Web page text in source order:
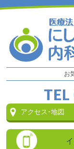
お
TEL
アクセス･地図